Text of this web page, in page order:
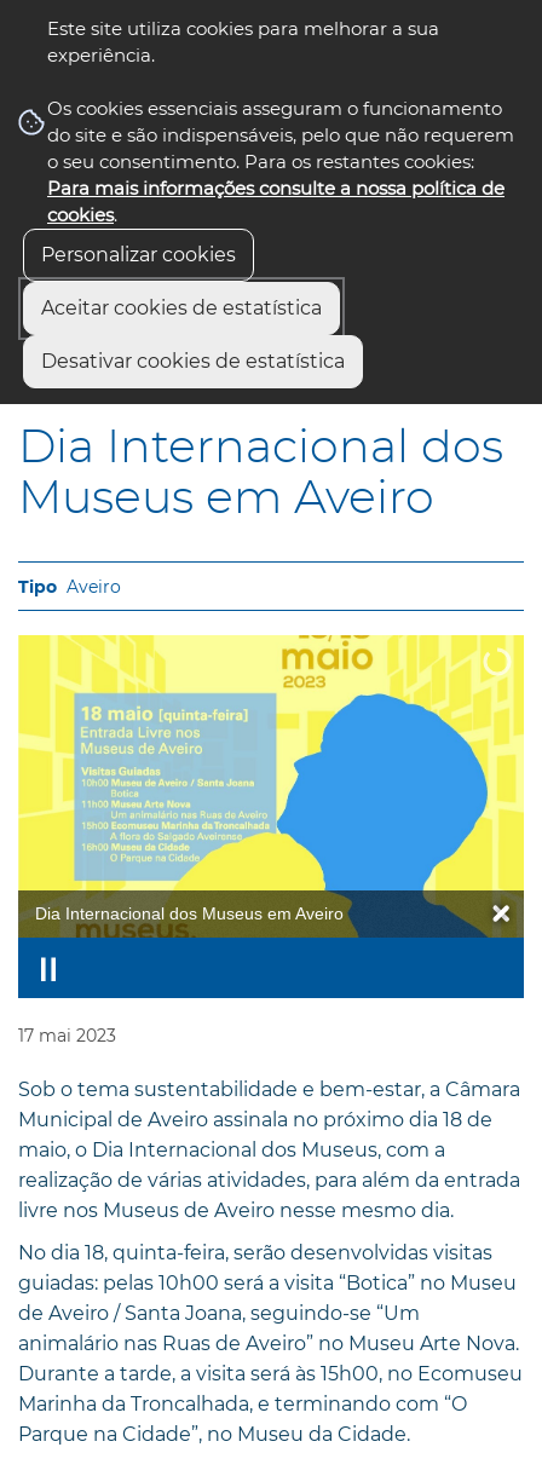
Este site utiliza cookies para melhorar a sua
experiência.
Os cookies essenciais asseguram o funcionamento
do site e são indispensáveis, pelo que não requerem
o seu consentimento. Para os restantes cookies:
Para mais informações consulte a nossa política de
cookies.
Personalizar cookies
Aceitar cookies de estatística
Desativar cookies de estatística
nos select language
Início
Dia Internacional dos Museus em Aveiro
Dia Internacional dos
Museus em Aveiro
Aveiro
Dia Internacional dos Museus em Aveiro
17 mai 2023
Sob o tema sustentabilidade e bem-estar, a Câmara
Municipal de Aveiro assinala no próximo dia 18 de
maio, o Dia Internacional dos Museus, com a
realização de várias atividades, para além da entrada
livre nos Museus de Aveiro nesse mesmo dia.
No dia 18, quinta-feira, serão desenvolvidas visitas
guiadas: pelas 10h00 será a visita “Botica” no Museu
de Aveiro / Santa Joana, seguindo-se “Um
animalário nas Ruas de Aveiro” no Museu Arte Nova.
Durante a tarde, a visita será às 15h00, no Ecomuseu
Marinha da Troncalhada, e terminando com “O
Parque na Cidade”, no Museu da Cidade.